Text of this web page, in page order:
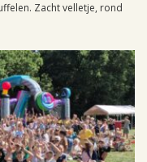
Zacht velletje, rond